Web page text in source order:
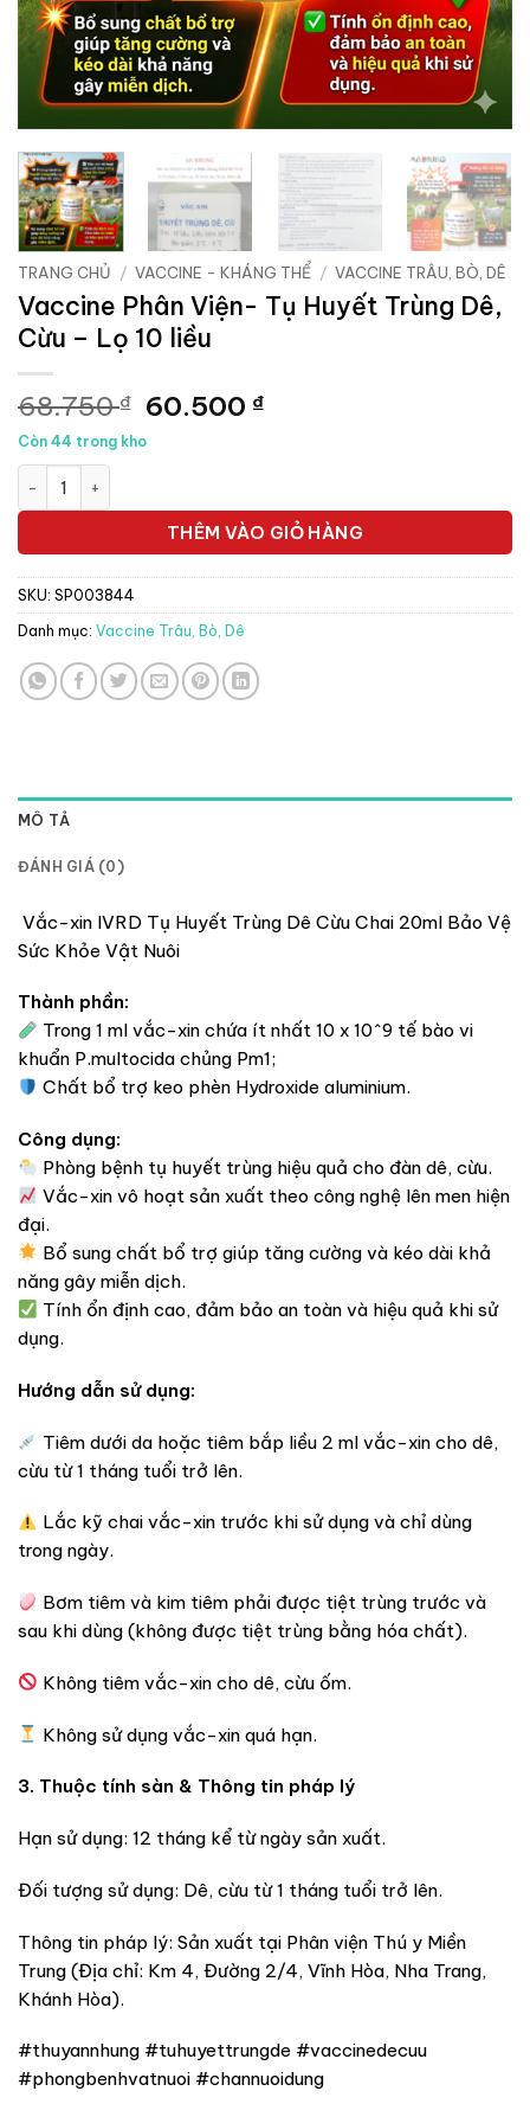
TRANG CHỦ / VACCINE - KHÁNG THỂ / VACCINE TRÂU, BÒ, DÊ
Vaccine Phân Viện- Tụ Huyết Trùng Dê,
Cừu – Lọ 10 liều
68.750₫ Giá
gốc
là:
60.500 ₫Giá
60.500 ₫.
Còn 44 trong kho
THÊM VÀO GIỎ HÀNG
SKU: SP003844
Danh mục: Vaccine Trâu, Bò, Dê
MÔ TẢ
ĐÁNH GIÁ (0)
Vắc-xin IVRD Tụ Huyết Trùng Dê Cừu Chai 20ml Bảo Vệ
Sức Khỏe Vật Nuôi
Thành phần:
Trong 1 ml vắc-xin chứa ít nhất 10 x 10^9 tế bào vi
khuẩn P.multocida chủng Pm1;
Chất bổ trợ keo phèn Hydroxide aluminium.
Công dụng:
Phòng bệnh tụ huyết trùng hiệu quả cho đàn dê, cừu.
Vắc-xin vô hoạt sản xuất theo công nghệ lên men hiện
đại.
Bổ sung chất bổ trợ giúp tăng cường và kéo dài khả
năng gây miễn dịch.
Tính ổn định cao, đảm bảo an toàn và hiệu quả khi sử
dụng.
Hướng dẫn sử dụng:
Tiêm dưới da hoặc tiêm bắp liều 2 ml vắc-xin cho dê,
cừu từ 1 tháng tuổi trở lên.
Lắc kỹ chai vắc-xin trước khi sử dụng và chỉ dùng
trong ngày.
Bơm tiêm và kim tiêm phải được tiệt trùng trước và
sau khi dùng (không được tiệt trùng bằng hóa chất).
Không tiêm vắc-xin cho dê, cừu ốm.
Không sử dụng vắc-xin quá hạn.
3. Thuộc tính sàn & Thông tin pháp lý
Hạn sử dụng: 12 tháng kể từ ngày sản xuất.
Đối tượng sử dụng: Dê, cừu từ 1 tháng tuổi trở lên.
Thông tin pháp lý: Sản xuất tại Phân viện Thú y Miền
Trung (Địa chỉ: Km 4, Đường 2/4, Vĩnh Hòa, Nha Trang,
Khánh Hòa).
#thuyannhung #tuhuyettrungde #vaccinedecuu
#phongbenhvatnuoi #channuoidung